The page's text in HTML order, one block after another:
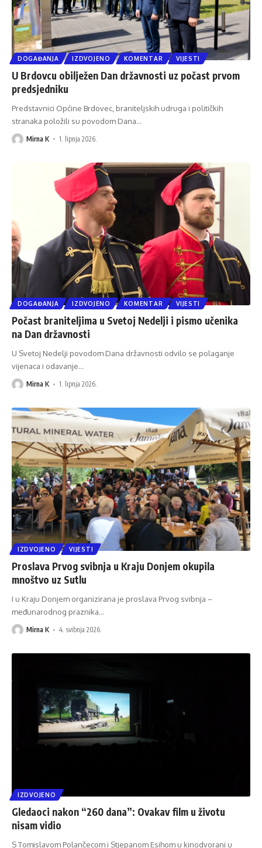
DOGAĐANJA IZDVOJENO KOMENTAR VIJESTI
U Brdovcu obilježen Dan državnosti uz počast prvom
predsjedniku
Predstavnici Općine Brdovec, braniteljskih udruga i političkih
stranaka položili su povodom Dana…
Mirna K 1. lipnja 2026.
DOGAĐANJA IZDVOJENO KOMENTAR VIJESTI
Počast braniteljima u Svetoj Nedelji i pismo učenika
na Dan državnosti
U Svetoj Nedelji povodom Dana državnosti odvilo se polaganje
vijenaca i odavanje…
Mirna K 1. lipnja 2026.
IZDVOJENO VIJESTI
Proslava Prvog svibnja u Kraju Donjem okupila
mnoštvo uz Sutlu
I u Kraju Donjem organizirana je proslava Prvog svibnja –
međunarodnog praznika…
Mirna K 4. svibnja 2026.
IZDVOJENO
Gledaoci nakon “260 dana”: Ovakav film u životu
nisam vidio
S Tomislavom Polančecom i Stjepanom Esihom u kinodvorani u